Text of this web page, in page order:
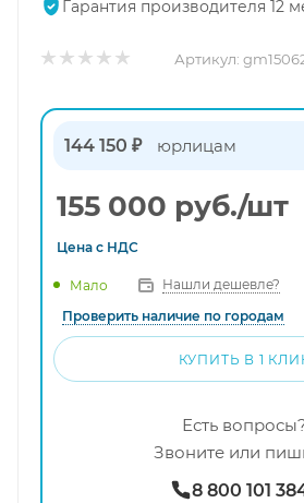
Гарантия производителя 12
Артикул:
144 150 ₽ юрлицам
155 000 руб./шт
Цена с НДС
Мало
Нашли дешевле?
Проверить наличие по городам
КУПИТЬ В 1
Есть
Звоните или
8 800 101